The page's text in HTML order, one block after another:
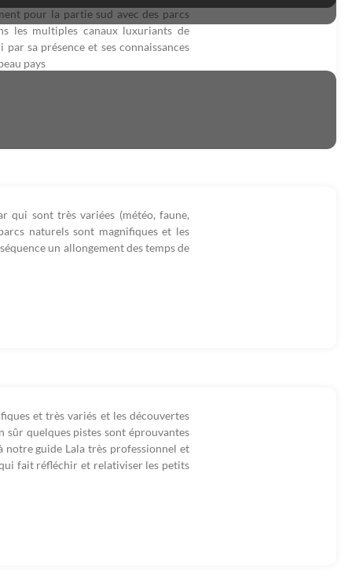
pour la partie sud avec des parcs
les multiples canaux luxuriants de
sa présence et ses connaissances
pays
qui sont très variées (météo, faune,
naturels sont magnifiques et les
un allongement des temps de
et très variés et les découvertes
sûr quelques pistes sont éprouvantes
guide Lala très professionnel et
fait réfléchir et relativiser les petits